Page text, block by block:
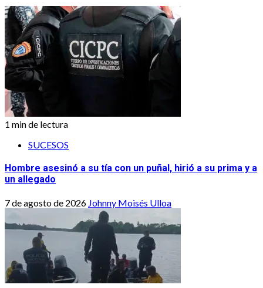
1 min de lectura
SUCESOS
Hombre asesinó a su tía con un puñal, hirió a su prima y a
un allegado
7 de agosto de 2026 Johnny Moisés Ulloa